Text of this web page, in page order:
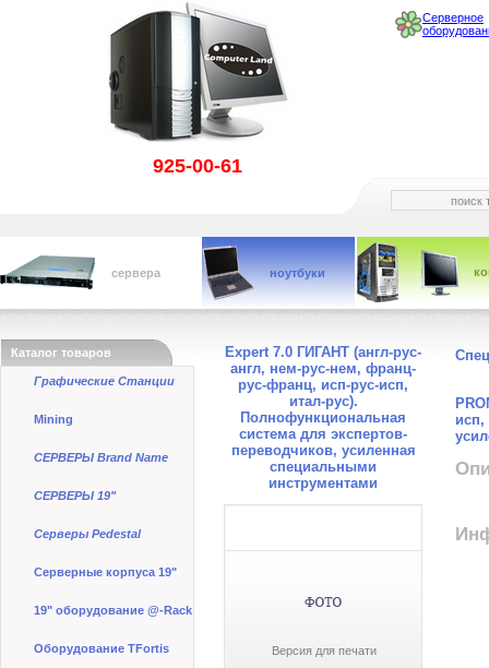
925-00-61
Серверное
сервера ноутбуки
Каталог товаров
Графические Станции
Mining
СЕРВЕРЫ Brand Name
СЕРВЕРЫ 19"
Серверы Pedestal
Серверные корпуса 19"
19" оборудование @-Rack
Оборудование TFortis
Expert 7.0 ГИГАНТ (англ-рус-
англ, нем-рус-нем, франц-
рус-франц, исп-рус-исп,
итал-рус).
Полнофункциональная
система для экспертов-
переводчиков, усиленная
специальными
инструментами
Версия для печати
исп,